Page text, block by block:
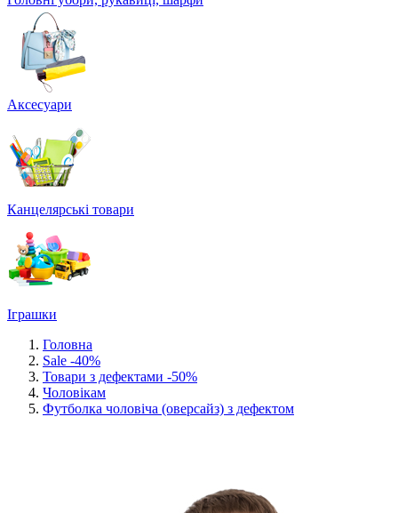
Аксесуари
Канцелярські товари
Іграшки
Головна
Sale -40%
Товари з дефектами -50%
Чоловікам
Футболка чоловіча (оверсайз) з дефектом